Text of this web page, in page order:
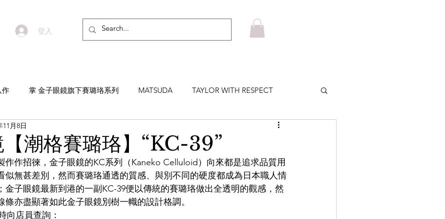
登入
作 掌 金子眼鏡旗下賽璐珞系列 MATSUDA TAYLOR WITH RESPECT
EYEVAN7285
MYKITA MOSCOT ZEISS MASAHIRO MARUYAMA
AKIRA AND SONS DITA 10EYEVAN
潮格賽璐珞】“KC-39”
11月8日
作作招徠，金子眼鏡的KC系列（Kaneko Celluloid）向來都是追求品質用
似無甚差別，然而賽璐珞通透的質感、與別不同的硬度都成為日本職人情
金子眼鏡最新到港的一副KC-39便以傳統的賽璐珞做出全透明的觀感，然
條亦盡顯著如此金子眼鏡別樹一幟的設計格調。
向店員查詢：